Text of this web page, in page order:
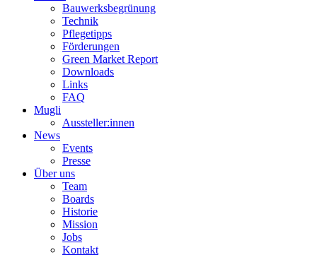
Bauwerksbegrünung
Technik
Pflegetipps
Förderungen
Green Market Report
Downloads
Links
FAQ
Mugli
Aussteller:innen
News
Events
Presse
Über uns
Team
Boards
Historie
Mission
Jobs
Kontakt